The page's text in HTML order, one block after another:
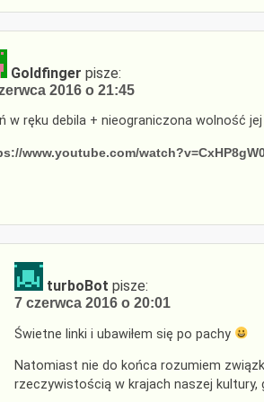
Goldfinger pisze:
2016 o 21:45
w ręku debila + nieograniczona wolność
www.youtube.com/
turboBot pisze:
7 czerwca 2016 o 20:01
Świetne linki i ubawiłem się po pachy
Natomiast nie do końca rozumiem
rzeczywistością w krajach naszej kultury,